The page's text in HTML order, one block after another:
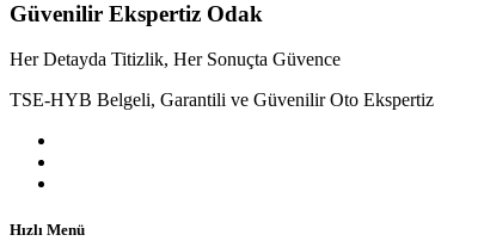
Güvenilir Ekspertiz Odak
Her Detayda Titizlik, Her Sonuçta Güvence
TSE-HYB Belgeli, Garantili ve Güvenilir Oto Ekspertiz
Hızlı Menü